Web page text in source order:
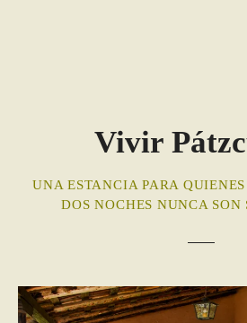
Vivir
UNA ESTANCIA PARA
DOS NOCHES NUNCA SON